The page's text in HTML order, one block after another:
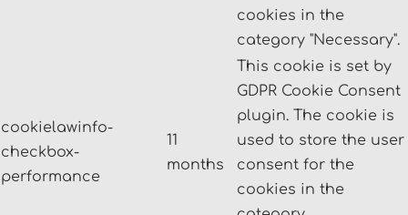
cookies in the
category "Necessary".
cookielawinfo-
checkbox-
performance
11
months
This cookie is set by
GDPR Cookie Consent
plugin. The cookie is
used to store the user
consent for the
cookies in the